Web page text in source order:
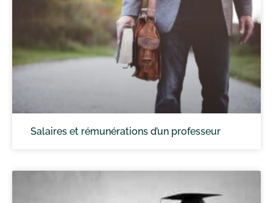
Salaires et rémunérations d’un professeur